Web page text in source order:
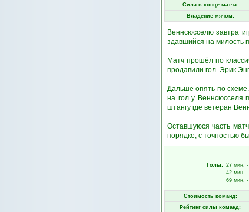
Сила в конце матча:
Владение мячом:
Веннсюсселю завтра
здавшийся на милость
Матч прошёл по
продавили гол. Эрик
Дальше опять по схеме.
на гол у Веннсюсселя
штангу где ветеран
Оставшуюся часть
порядке, с точностью
Голы: 27 мин.
42 мин.
69 мин.
Стоимость команд:
Рейтинг силы команд: